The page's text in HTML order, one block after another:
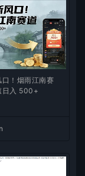
！烟雨江南赛
日入 500+